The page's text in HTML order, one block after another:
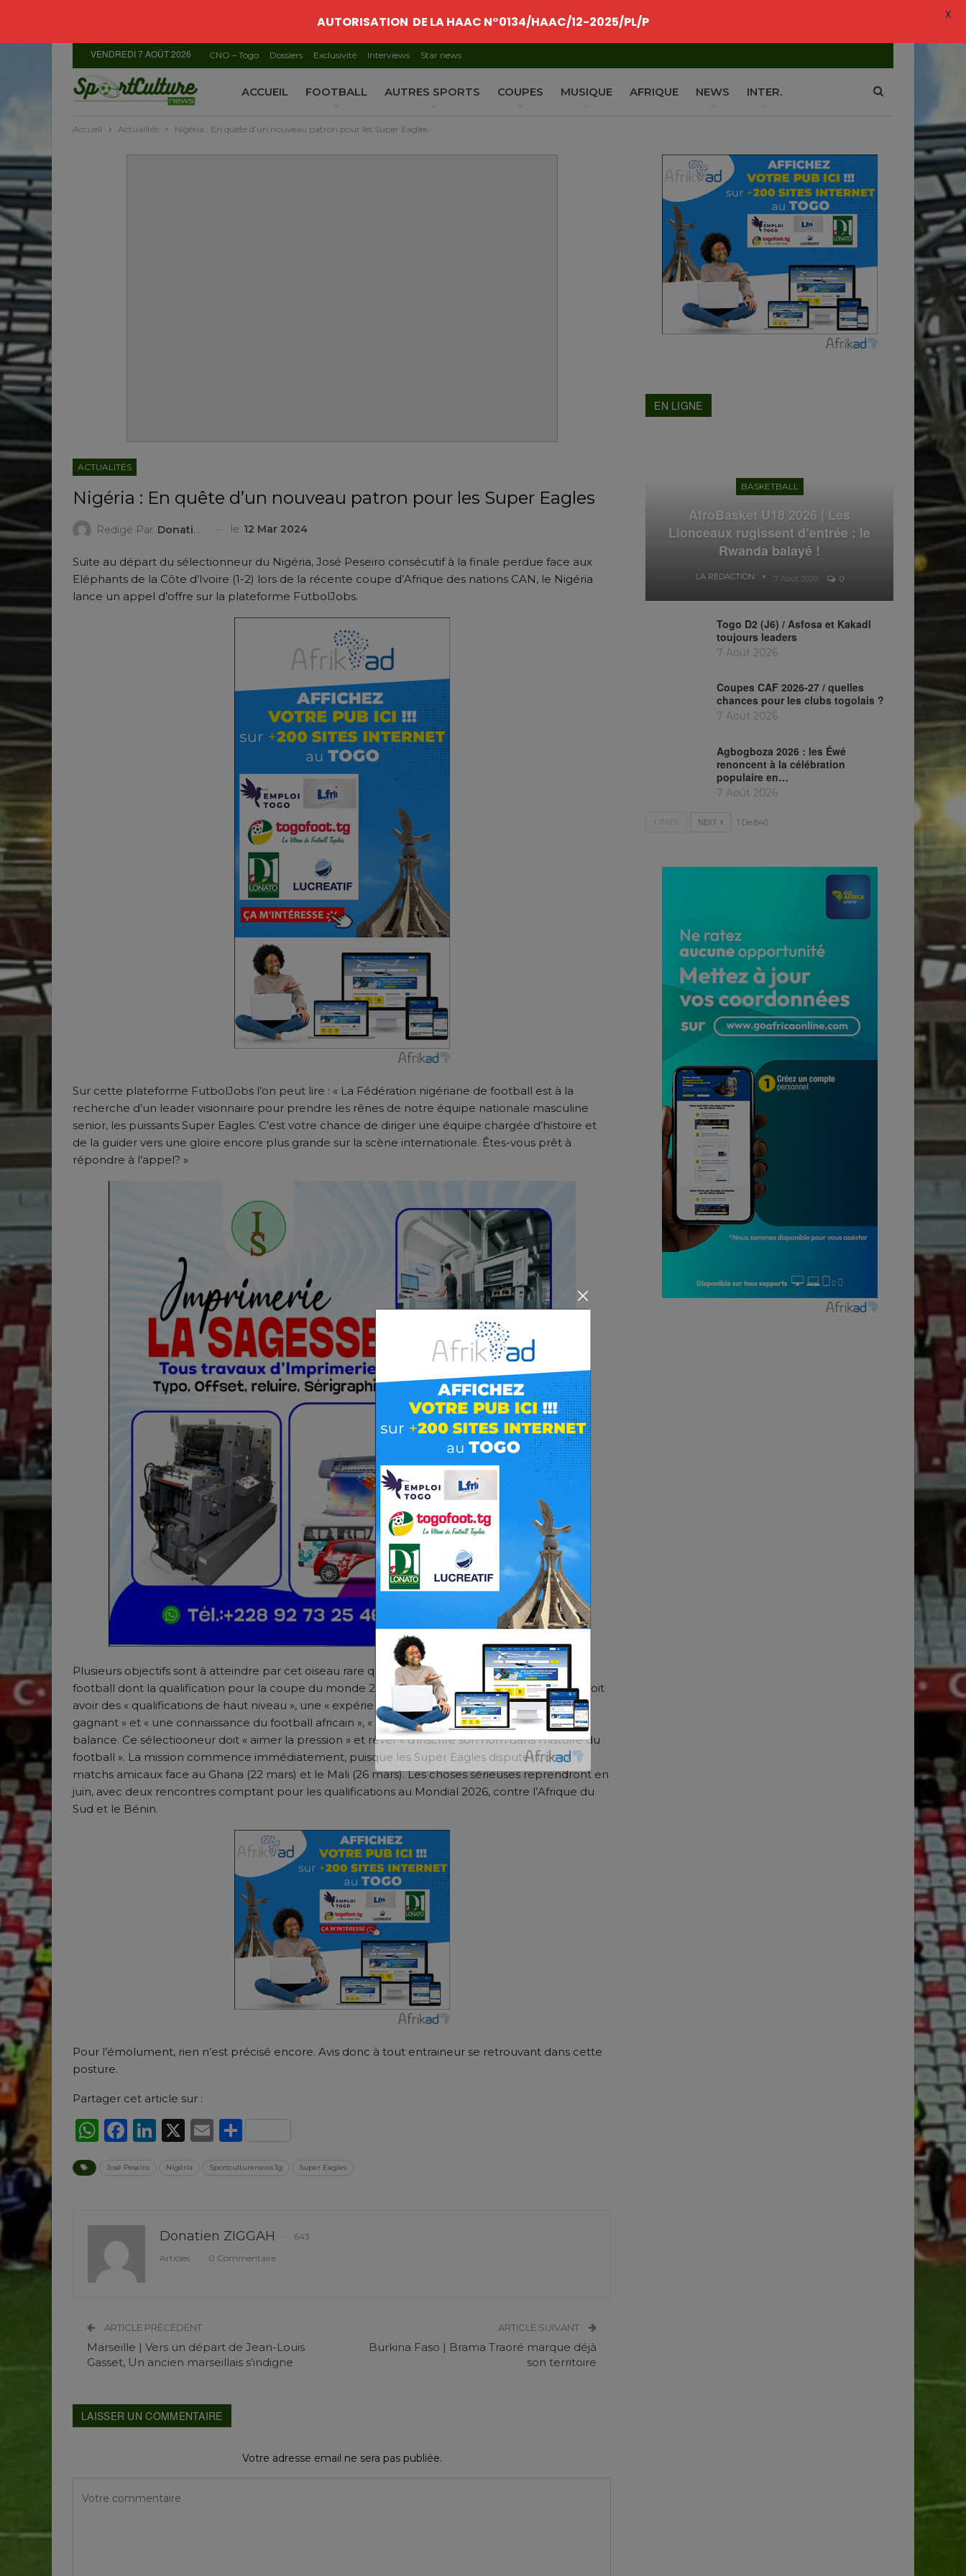
VENDREDI 7 AOÛT 2026 CNO – Togo Dossiers Exclusivité Interviews Star news
ACCUEIL FOOTBALL AUTRES SPORTS COUPES MUSIQUE AFRIQUE NEWS INTER.
Accueil Actualités Nigéria : En quête d’un nouveau patron pour les Super Eagles
ACTUALITÉS
Nigéria : En quête d’un nouveau patron pour les Super Eagles
Redigé Par Donatien ZIGGAH le 12 Mar 2024
Suite au départ du sélectionneur du Nigéria, José Peseiro consécutif à la finale perdue face aux
Eléphants de la Côte d’Ivoire (1-2) lors de la récente coupe d’Afrique des nations CAN, le Nigéria
lance un appel d’offre sur la plateforme FutbolJobs.
Sur cette plateforme FutbolJobs l’on peut lire : « La Fédération nigériane de football est à la
recherche d’un leader visionnaire pour prendre les rênes de notre équipe nationale masculine
senior, les puissants Super Eagles. C’est votre chance de diriger une équipe chargée d’histoire et
de la guider vers une gloire encore plus grande sur la scène internationale. Êtes-vous prêt à
répondre à l’appel? »
Plusieurs objectifs sont à atteindre par cet oiseau rare que recherche la fédération nigériane de
football dont la qualification pour la coupe du monde 2026. Le futur sélectionneur du Nigeria doit
avoir des « qualifications de haut niveau », une « expérience de l’élite », une « mentalité de
gagnant » et « une connaissance du football africain », « un atout majeur » pour faire pencher la
balance. Ce sélectiooneur doit « aimer la pression » et rêver « d’inscrire son nom dans l’histoire du
football ». La mission commence immédiatement, puisque les Super Eagles disputent deux
matchs amicaux face au Ghana (22 mars) et le Mali (26 mars). Les choses sérieuses reprendront en
juin, avec deux rencontres comptant pour les qualifications au Mondial 2026, contre l’Afrique du
Sud et le Bénin.
Pour l’émolument, rien n’est précisé encore. Avis donc à tout entraineur se retrouvant dans cette
posture.
Partager cet article sur :
WhatsApp
Facebook
LinkedIn
X EmailPartager
José Peseiro Nigéria Sportculturenews.Tg Super Eagles
Donatien ZIGGAH
643
Articles
0 Commentaire
ARTICLE PRÉCÉDENT
Marseille | Vers un départ de Jean-Louis
Gasset, Un ancien marseillais s’indigne
ARTICLE SUIVANT
Burkina Faso | Brama Traoré marque déjà
son territoire
LAISSER UN COMMENTAIRE
Votre adresse email ne sera pas publiée.
EN LIGNE
BASKETBALL
AfroBasket U18 2026 | Les
Lionceaux rugissent d’entrée : le
Rwanda balayé !
LA REDACTION 7 Août 2026 0
Togo D2 (J6) / Asfosa et Kakadl
toujours leaders
7 Août 2026
Coupes CAF 2026-27 / quelles
chances pour les clubs togolais ?
7 Août 2026
Agbogboza 2026 : les Éwé
renoncent à la célébration
populaire en…
7 Août 2026
NEXT 1 De 840
AUTORISATION DE LA HAAC N°0134/HAAC/12-2025/PL/P X